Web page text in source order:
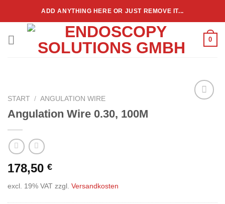
springen
ADD ANYTHING HERE OR JUST REMOVE IT...
0
START / ANGULATION WIRE
Angulation Wire 0.30, 100M
178,50 €
excl. 19% VAT zzgl. Versandkosten